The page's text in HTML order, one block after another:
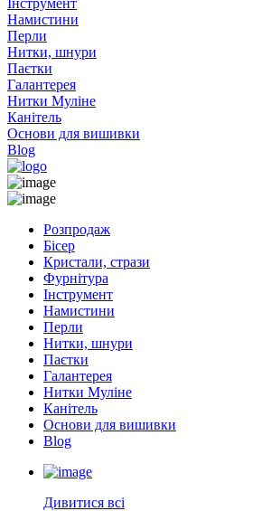
Інструмент
Намистини
Перли
Нитки, шнури
Паєтки
Галантерея
Нитки Муліне
Канітель
Основи для вишивки
Blog
Розпродаж
Бісер
Кристали, стрази
Фурнітура
Інструмент
Намистини
Перли
Нитки, шнури
Паєтки
Галантерея
Нитки Муліне
Канітель
Основи для вишивки
Blog
Дивитися всі